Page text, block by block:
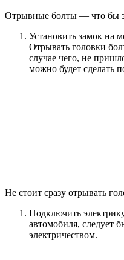
Отрывные болты — что бы
Установить замок на
Отрывать головки
случае чего, не
можно будет сделать
Не стоит сразу отрывать
Подключить
автомобиля, следует
электричеством.